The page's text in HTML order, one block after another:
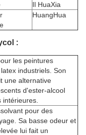
Il HuaXia
HuangHua
:
les peintures
industriels. Son
une alternative
d'ester-alcool
pour des
Sa basse odeur et
lui fait un